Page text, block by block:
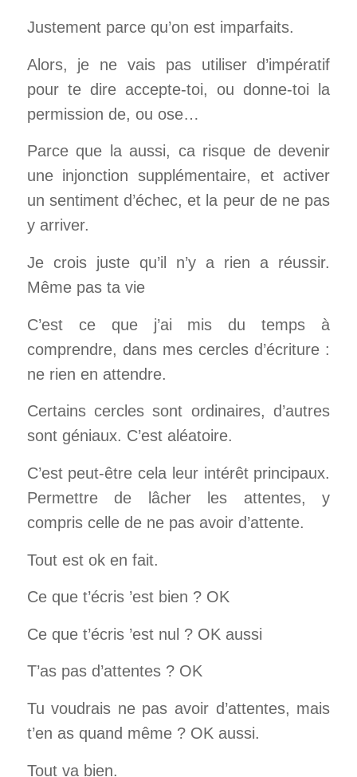
Justement parce qu’on est imparfaits.
Alors, je ne vais pas utiliser d’impératif
pour te dire accepte-toi, ou donne-toi la
permission de, ou ose…
Parce que la aussi, ca risque de devenir
une injonction supplémentaire, et activer
un sentiment d’échec, et la peur de ne pas
y arriver.
Je crois juste qu’il n’y a rien a réussir.
Même pas ta vie
C’est ce que j’ai mis du temps à
comprendre, dans mes cercles d’écriture :
ne rien en attendre.
Certains cercles sont ordinaires, d’autres
sont géniaux. C’est aléatoire.
C’est peut-être cela leur intérêt principaux.
Permettre de lâcher les attentes, y
compris celle de ne pas avoir d’attente.
Tout est ok en fait.
Ce que t’écris ’est bien ? OK
Ce que t’écris ’est nul ? OK aussi
T’as pas d’attentes ? OK
Tu voudrais ne pas avoir d’attentes, mais
t’en as quand même ? OK aussi.
Tout va bien.